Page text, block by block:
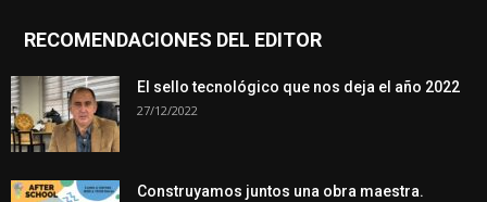
RECOMENDACIONES DEL EDITOR
El sello tecnológico que nos deja el año 2022
27/12/2022
Construyamos juntos una obra maestra.